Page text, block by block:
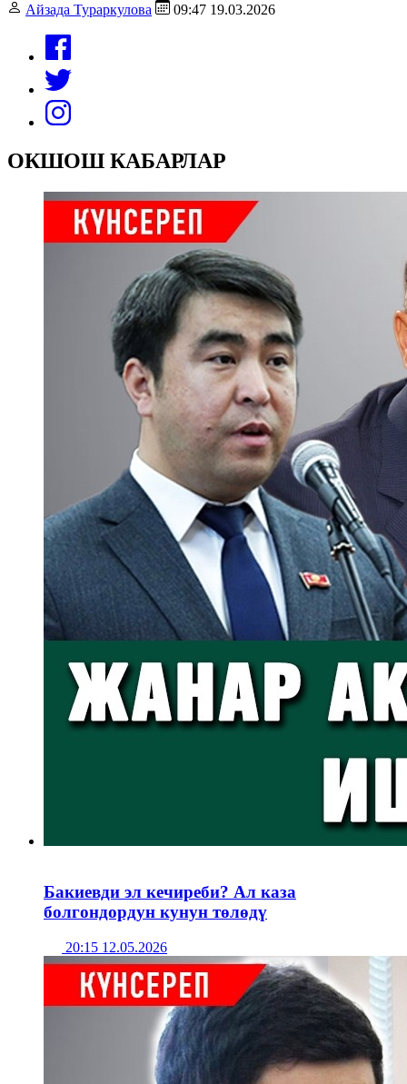
Айзада Тураркулова 09:47 19.03.2026
ОКШОШ КАБАРЛАР
Бакиевди эл кечиреби? Ал каза
болгондордун кунун төлөдү
20:15 12.05.2026